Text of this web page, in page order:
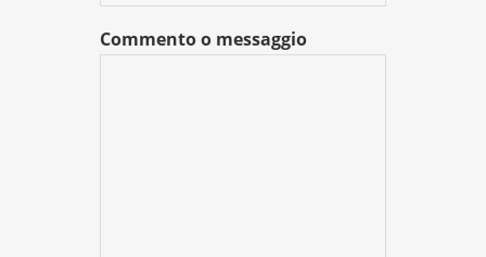
Commento o messaggio